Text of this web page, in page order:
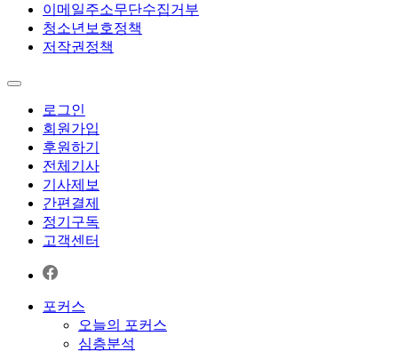
이메일주소무단수집거부
청소년보호정책
저작권정책
로그인
회원가입
후원하기
전체기사
기사제보
간편결제
정기구독
고객센터
포커스
오늘의 포커스
심층분석